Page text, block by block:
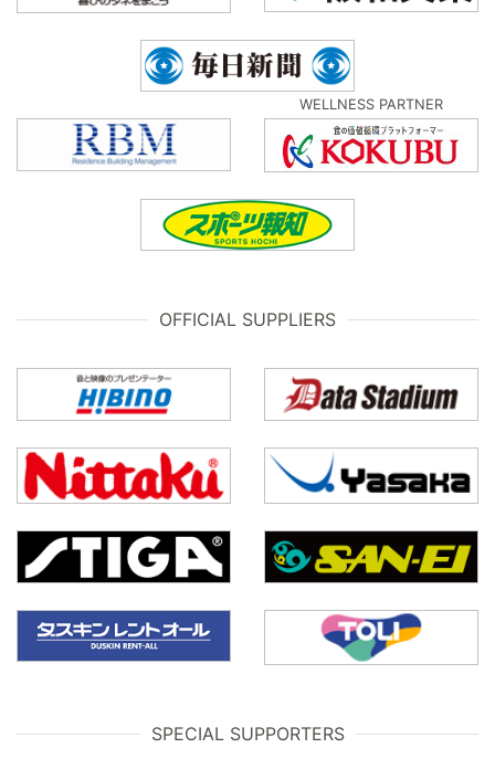
WELLNESS PARTNER
OFFICIAL SUPPLIERS
SPECIAL SUPPORTERS